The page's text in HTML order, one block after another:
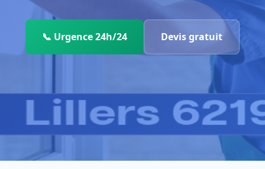
📞 Urgence 24h/24 Devis gratuit